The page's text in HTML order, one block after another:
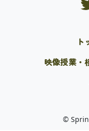
ト
映像授業・
©